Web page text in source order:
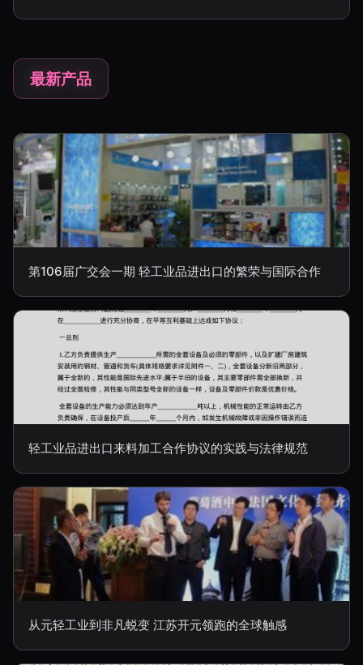
最新产品
第106届广交会一期 轻工业品进出口的繁荣与国际合作
轻工业品进出口来料加工合作协议的实践与法律规范
从元轻工业到非凡蜕变 江苏开元领跑的全球触感